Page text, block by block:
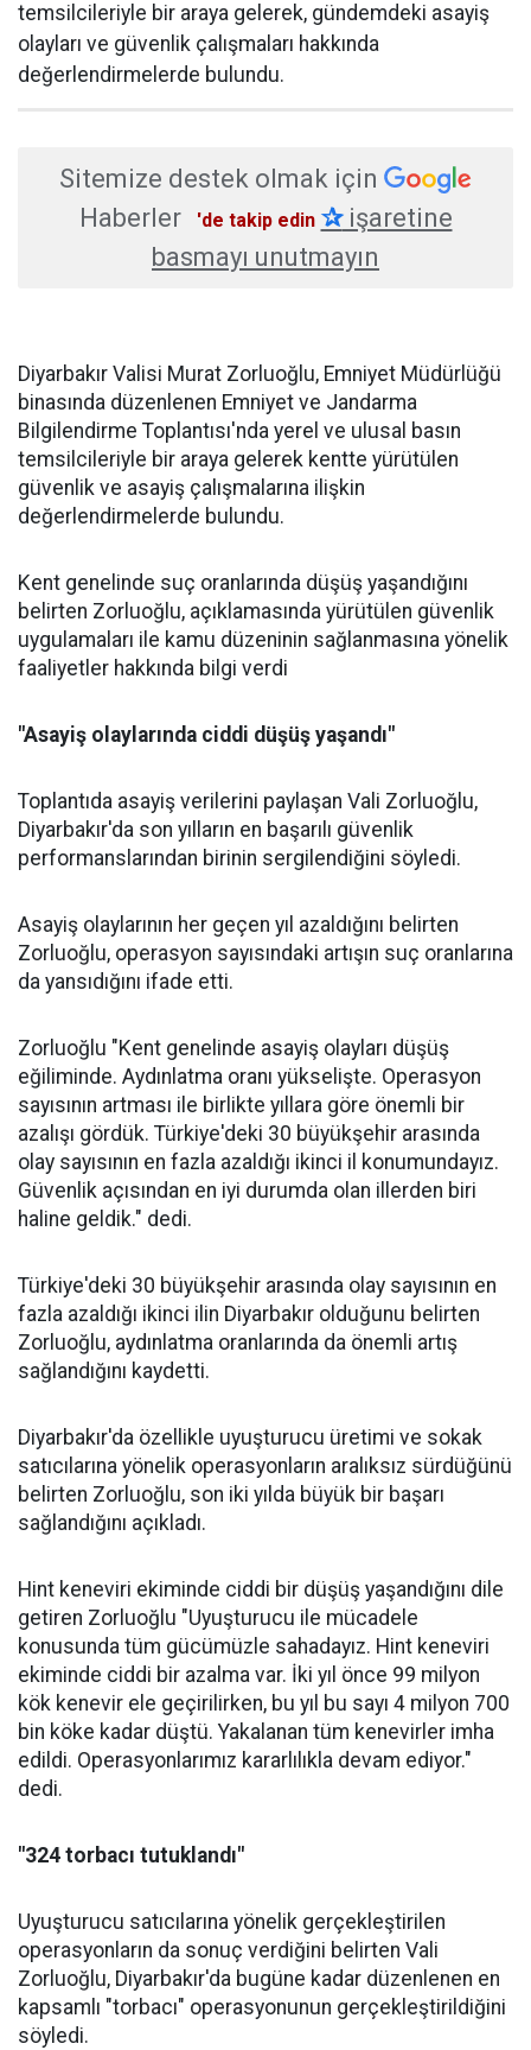
temsilcileriyle bir araya gelerek, gündemdeki asayiş
olayları ve güvenlik çalışmaları hakkında
değerlendirmelerde bulundu.
Sitemize destek olmak için
Haberler
'de takip edin ✰işaretine
basmayı unutmayın
Diyarbakır Valisi Murat Zorluoğlu, Emniyet Müdürlüğü
binasında düzenlenen Emniyet ve Jandarma
Bilgilendirme Toplantısı'nda yerel ve ulusal basın
temsilcileriyle bir araya gelerek kentte yürütülen
güvenlik ve asayiş çalışmalarına ilişkin
değerlendirmelerde bulundu.
Kent genelinde suç oranlarında düşüş yaşandığını
belirten Zorluoğlu, açıklamasında yürütülen güvenlik
uygulamaları ile kamu düzeninin sağlanmasına yönelik
faaliyetler hakkında bilgi verdi
"Asayiş olaylarında ciddi düşüş yaşandı"
Toplantıda asayiş verilerini paylaşan Vali Zorluoğlu,
Diyarbakır'da son yılların en başarılı güvenlik
performanslarından birinin sergilendiğini söyledi.
Asayiş olaylarının her geçen yıl azaldığını belirten
Zorluoğlu, operasyon sayısındaki artışın suç oranlarına
da yansıdığını ifade etti.
Zorluoğlu "Kent genelinde asayiş olayları düşüş
eğiliminde. Aydınlatma oranı yükselişte. Operasyon
sayısının artması ile birlikte yıllara göre önemli bir
azalışı gördük. Türkiye'deki 30 büyükşehir arasında
olay sayısının en fazla azaldığı ikinci il konumundayız.
Güvenlik açısından en iyi durumda olan illerden biri
haline geldik." dedi.
Türkiye'deki 30 büyükşehir arasında olay sayısının en
fazla azaldığı ikinci ilin Diyarbakır olduğunu belirten
Zorluoğlu, aydınlatma oranlarında da önemli artış
sağlandığını kaydetti.
Diyarbakır'da özellikle uyuşturucu üretimi ve sokak
satıcılarına yönelik operasyonların aralıksız sürdüğünü
belirten Zorluoğlu, son iki yılda büyük bir başarı
sağlandığını açıkladı.
Hint keneviri ekiminde ciddi bir düşüş yaşandığını dile
getiren Zorluoğlu "Uyuşturucu ile mücadele
konusunda tüm gücümüzle sahadayız. Hint keneviri
ekiminde ciddi bir azalma var. İki yıl önce 99 milyon
kök kenevir ele geçirilirken, bu yıl bu sayı 4 milyon 700
bin köke kadar düştü. Yakalanan tüm kenevirler imha
edildi. Operasyonlarımız kararlılıkla devam ediyor."
dedi.
"324 torbacı tutuklandı"
Uyuşturucu satıcılarına yönelik gerçekleştirilen
operasyonların da sonuç verdiğini belirten Vali
Zorluoğlu, Diyarbakır'da bugüne kadar düzenlenen en
kapsamlı "torbacı" operasyonunun gerçekleştirildiğini
söyledi.